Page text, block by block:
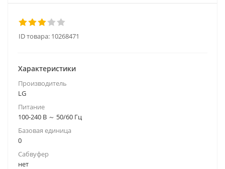
ID товара: 10268471
Характеристики
Производитель
LG
Питание
100-240 В ～ 50/60 Гц
Базовая единица
0
Сабвуфер
нет